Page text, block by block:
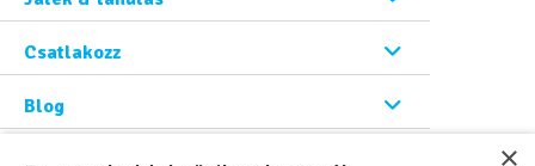
Csatlakozz
Blog
Kapcsolat ×